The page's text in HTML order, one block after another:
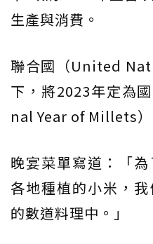
生產與消費。
聯合國（United
下，將2023年定為
nal Year of Millets）
晚宴菜單寫道：「
各地種植的小米，
的數道料理中。」